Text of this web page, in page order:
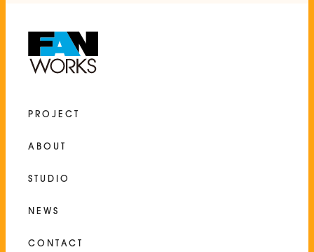
PROJECT
ABOUT
STUDIO
NEWS
CONTACT